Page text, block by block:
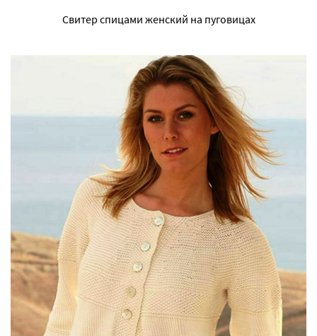
Свитер спицами женский на пуговицах